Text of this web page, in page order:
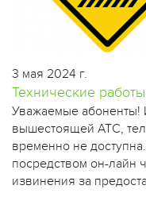
3 мая 2024 г.
Технические работы
Уважаемые абоненты!
вышестоящей АТС,
временно не
посредством он-лайн
извинения за